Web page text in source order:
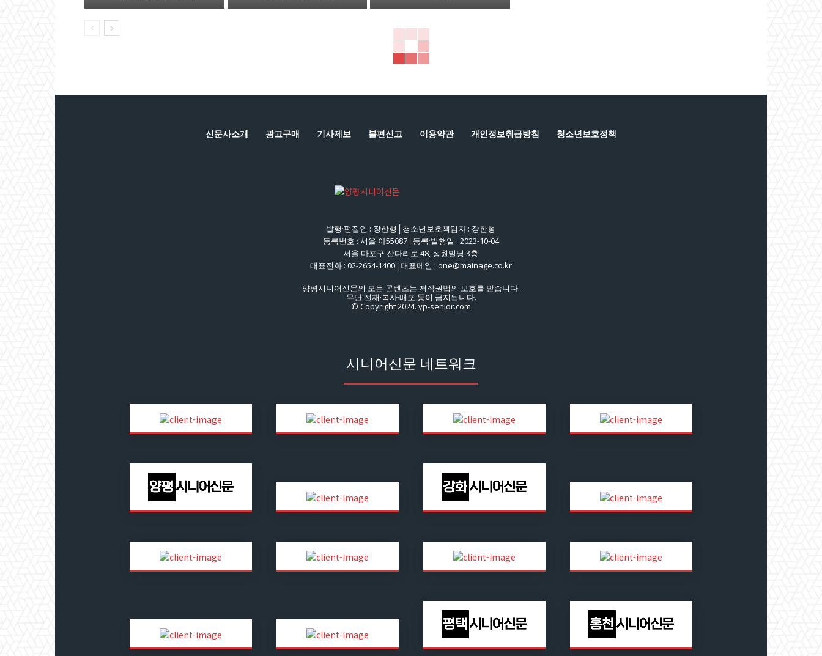
신문사소개 광고구매 기사제보 불편신고 이용약관 개인정보취급방침 청소년보호정책
발행·편집인 : 장한형│청소년보호책임자 : 장한형
등록번호 : 서울 아55087│등록·발행일 : 2023-10-04
서울 마포구 잔다리로 48, 정원빌딩 3층
대표전화 : 02-2654-1400│대표메일 : one@mainage.co.kr
양평시니어신문의 모든 콘텐츠는 저작권법의 보호를 받습니다.
무단 전재·복사·배포 등이 금지됩니다.
© Copyright 2024. yp-senior.com
시니어신문 네트워크